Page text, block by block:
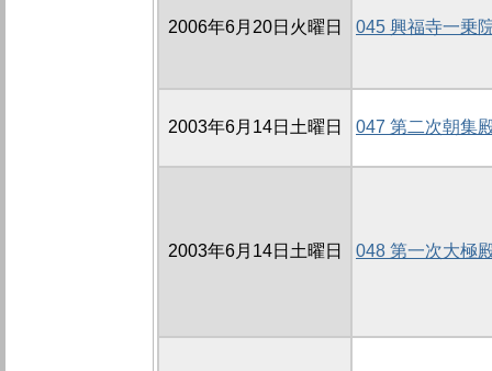
2006年6月20日火曜日 045 興福寺一乗
2003年6月14日土曜日 047 第二次朝集
2003年6月14日土曜日 048 第一次大極